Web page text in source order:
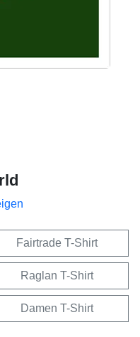
Fairtrade T-Shirt
Raglan T-Shirt
Damen T-Shirt